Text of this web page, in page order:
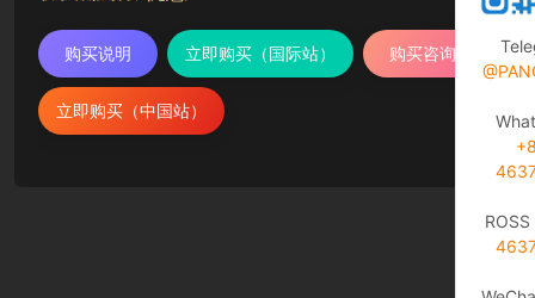
购买说明 立即购买（国际站） 购买咨询
立即购买（中国站）